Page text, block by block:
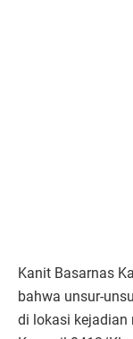
Kanit Basarnas
bahwa unsur-
di lokasi kejadian